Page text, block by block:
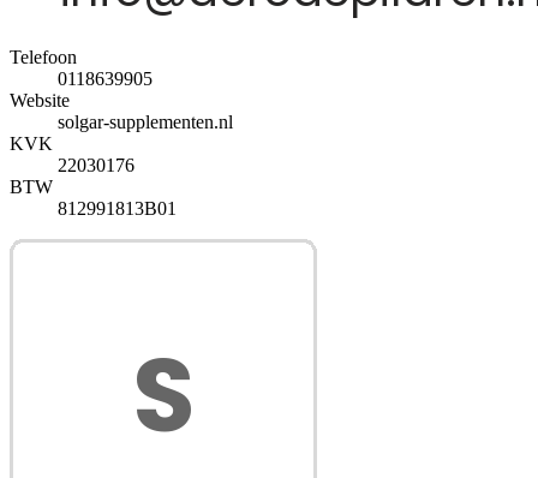
Telefoon
0118639905
Website
solgar-supplementen.nl
KVK
22030176
BTW
812991813B01